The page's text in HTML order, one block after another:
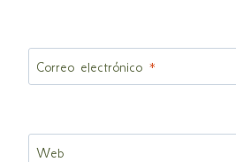
Correo electrónico *
Web